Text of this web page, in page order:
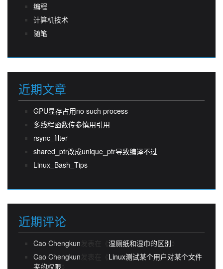
编程
计算机技术
随笔
近期文章
GPU显存占用no such process
多线程函数传参慎用引用
rsync_filter
shared_ptr改成unique_ptr导致编译不过
Linux_Bash_Tips
近期评论
Cao Chengkun发表在《 湿厕纸和湿巾的区别
Cao Chengkun发表在《 Linux测试某个用户对某个文件
夹的权限